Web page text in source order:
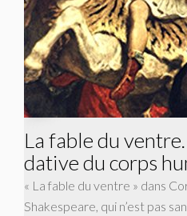
La fable du
dative du corps
« La fable du ventre » dans
Shakespeare, qui n’est pas